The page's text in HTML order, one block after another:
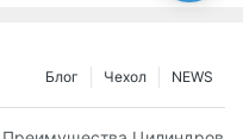
NEWS
Чехол
Блог
& Общие